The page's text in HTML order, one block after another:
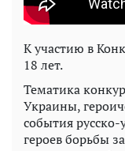
К участию в
18 лет.
Тематика
Украины,
события
героев борьбы